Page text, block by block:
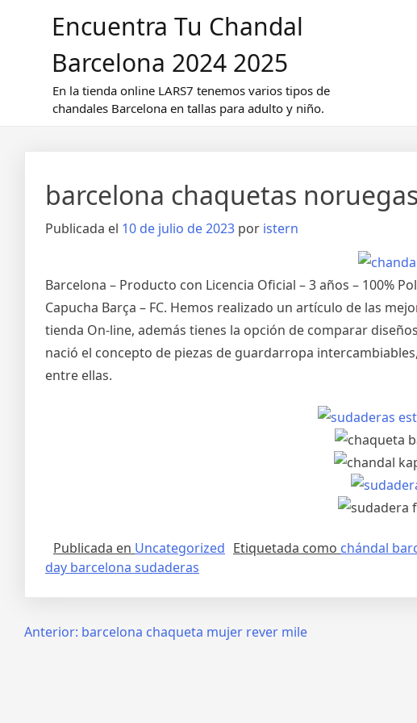
Encuentra Tu Chandal
Barcelona 2024 2025
En la tienda online LARS7 tenemos varios tipos de
chandales Barcelona en tallas para adulto y niño.
barcelona chaquetas noruegas
Publicada el 10 de julio de 2023 por istern
Barcelona – Producto con Licencia Oficial – 3 años – 100%
Capucha Barça – FC. Hemos realizado un artículo de las
tienda On-line, además tienes la opción de comparar
nació el concepto de piezas de guardarropa
entre ellas.
Publicada en Uncategorized Etiquetada como chándal
day barcelona sudaderas
Navegación
Anterior: barcelona chaqueta mujer rever mile